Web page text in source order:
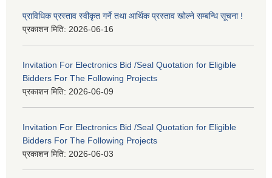
प्राविधिक प्रस्ताव स्वीकृत गर्ने तथा आर्थिक प्रस्ताव खोल्ने सम्बन्धि सूचना !
प्रकाशन मिति: 2026-06-16
Invitation For Electronics Bid /Seal Quotation for Eligible
Bidders For The Following Projects
प्रकाशन मिति: 2026-06-09
Invitation For Electronics Bid /Seal Quotation for Eligible
Bidders For The Following Projects
प्रकाशन मिति: 2026-06-03